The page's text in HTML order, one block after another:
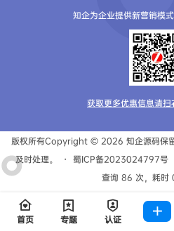
知企为企业提供新营销模式
获取更多优惠信息请
版权所有Copyright © 2026 知企源码保
及时处理。
・ 蜀ICP备2023024797号
查询 86 次，耗时
首页 专题 认证